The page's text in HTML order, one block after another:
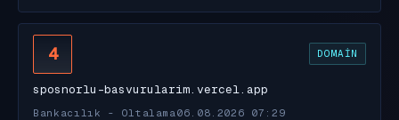
4 DOMAIN
sposnorlu-basvurularim.vercel.app
Bankacılık - Oltalama 06.08.2026 07:29